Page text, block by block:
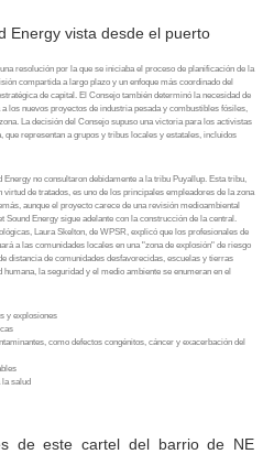
Energy vista desde el puerto
resolución por la que se iniciaba el proceso de planificación de la
compartida a largo plazo y un enfoque más coordinado del
de capital. El Consejo también determinó la necesidad de
los nuevos proyectos de industria pesada y combustibles fósiles,
La decisión del Consejo supuso una victoria para los activistas
representan a grupos y tribus locales y estatales, incluidos
no consultaron debidamente a la tribu Puyallup. Esta tribu,
de tratados, es uno de los principales empleadores de la zona
aunque el proyecto carece de una revisión medioambiental
Energy sigue adelante con la construcción de la central.
Laura Skelton, de WPSR, explicó que los profesionales de
a las comunidades locales en una "zona de explosión" de riesgo
distancia de comunidades desfavorecidas, escuelas y tierras
la seguridad y el medio ambiente se enumeran en el
y explosiones
como defectos congénitos, cáncer y exacerbación del
la salud
de este cartel del barrio de NE